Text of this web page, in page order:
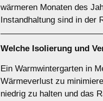
wärmeren Monaten des
Instandhaltung sind in der
Welche Isolierung und
Ein Warmwintergarten in
Wärmeverlust zu
niedrig zu halten und das